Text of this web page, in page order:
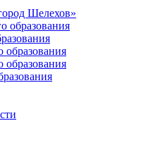
Шелехов»
образования